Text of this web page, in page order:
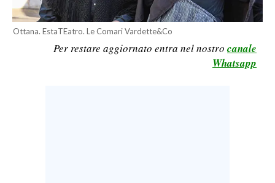
LAVORO
BANDI
Ottana. EstaTEatro. Le Comari Vardette&Co
Per restare aggiornato entra nel nostro canale
Whatsapp